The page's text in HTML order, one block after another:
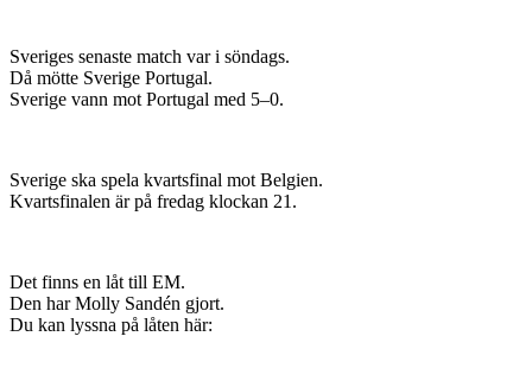
Sveriges senaste match var i söndags.
Då mötte Sverige Portugal.
Sverige vann mot Portugal med 5–0.
Sverige ska spela kvartsfinal mot Belgien.
Kvartsfinalen är på fredag klockan 21.
Det finns en låt till EM.
Den har Molly Sandén gjort.
Du kan lyssna på låten här: